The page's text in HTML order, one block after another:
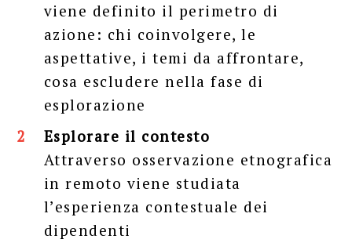
viene definito il perimetro di
azione: chi coinvolgere, le
aspettative, i temi da affrontare,
cosa escludere nella fase di
esplorazione
Esplorare il contesto
Attraverso osservazione etnografica
in remoto viene studiata
l’esperienza contestuale dei
dipendenti